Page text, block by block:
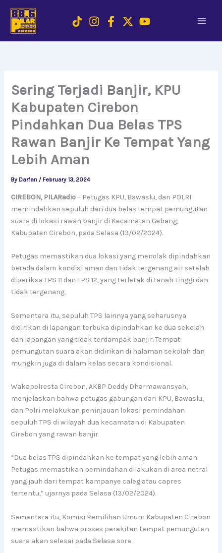
content
Sering Terjadi Banjir, KPU
Kabupaten Cirebon
Pindahkan Dua Belas TPS
Rawan Banjir Ke Tempat Yang
Lebih Aman
By Darfan / February 13, 2024
CIREBON, PILARadio– Petugas KPU, Bawaslu, dan POLRI
memindahkan sepuluh dari dua belas tempat pemungutan
suara di lokasi rawan banjir di Kecamatan Gebang,
Kabupaten Cirebon, pada Selasa (13/02/2024).
Petugas memastikan dua lokasi yang menolak dipindahkan
berada dalam kondisi aman dan tidak tergenang air setelah
diperiksa TPS 11 dan TPS 12, yang terletak di tanah tinggi dan
tidak tergenang.
Sementara itu, sepuluh TPS lainnya yang seharusnya
didirikan di lapangan terbuka dipindahkan ke dua sekolah
dan lapangan yang tidak terdampak banjir. Tempat
pemungutan suara akan didirikan di halaman sekolah dan
mungkin juga di dalam kelas secara kondisional.
Wakapolresta Cirebon, AKBP Deddy Dharmawansyah,
menjelaskan bahwa petugas gabungan dari KPU, Bawaslu,
dan Polri melakukan peninjauan lokasi pemindahan
sepuluh TPS di wilayah dua kecamatan di Kabupaten
Cirebon yang rawan banjir.
“Dua belas TPS dipindahkan ke tempat yang lebih aman.
Petugas memastikan pemindahan dilakukan di area netral
yang jauh dari tempat kampanye caleg atau capres
tertentu,” ujarnya pada Selasa (13/02/2024).
Sementara itu, Komisi Pemilihan Umum Kabupaten Cirebon
memastikan bahwa proses perakitan tempat pemungutan
suara akan selesai pada Selasa sore.